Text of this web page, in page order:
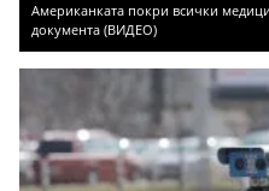
Американката покри всички
документа (ВИДЕО)